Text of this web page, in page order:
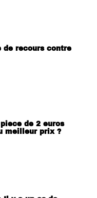
de recours contre
de 2 euros
meilleur prix ?